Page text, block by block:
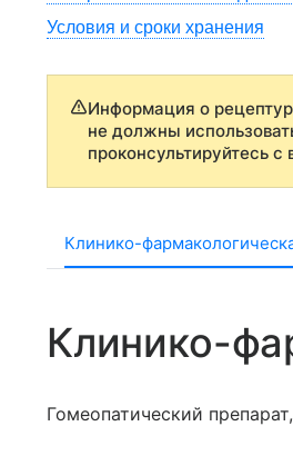
Условия и сроки хранения
Информация о
не должны
проконсультируйтесь с
Клинико-
Клинико-
Гомеопатический